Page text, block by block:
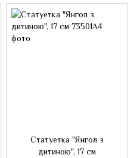
Статуетка "Янгол з
дитиною", 17 см